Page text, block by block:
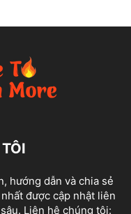
hướng dẫn và chia sẻ
được cập nhật liên
Liên hệ chúng tôi: